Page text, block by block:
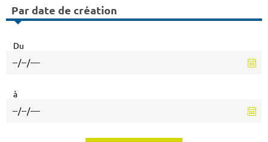
Par date de création
Du
à